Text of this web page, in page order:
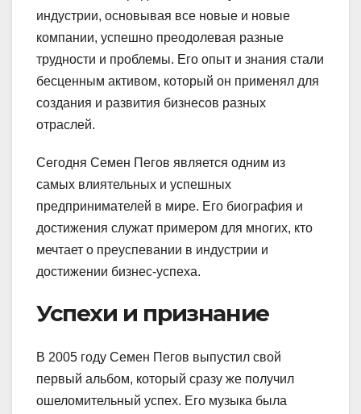
индустрии, основывая все новые и новые
компании, успешно преодолевая разные
трудности и проблемы. Его опыт и знания стали
бесценным активом, который он применял для
создания и развития бизнесов разных
отраслей.
Сегодня Семен Пегов является одним из
самых влиятельных и успешных
предпринимателей в мире. Его биография и
достижения служат примером для многих, кто
мечтает о преуспевании в индустрии и
достижении бизнес-успеха.
Успехи и признание
В 2005 году Семен Пегов выпустил свой
первый альбом, который сразу же получил
ошеломительный успех. Его музыка была